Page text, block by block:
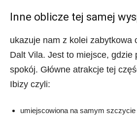
Inne oblicze tej samej
ukazuje nam z kolei zabytkowa
Dalt Vila. Jest to miejsce, gdzie
spokój. Główne atrakcje tej
Ibizy czyli:
umiejscowiona na samym